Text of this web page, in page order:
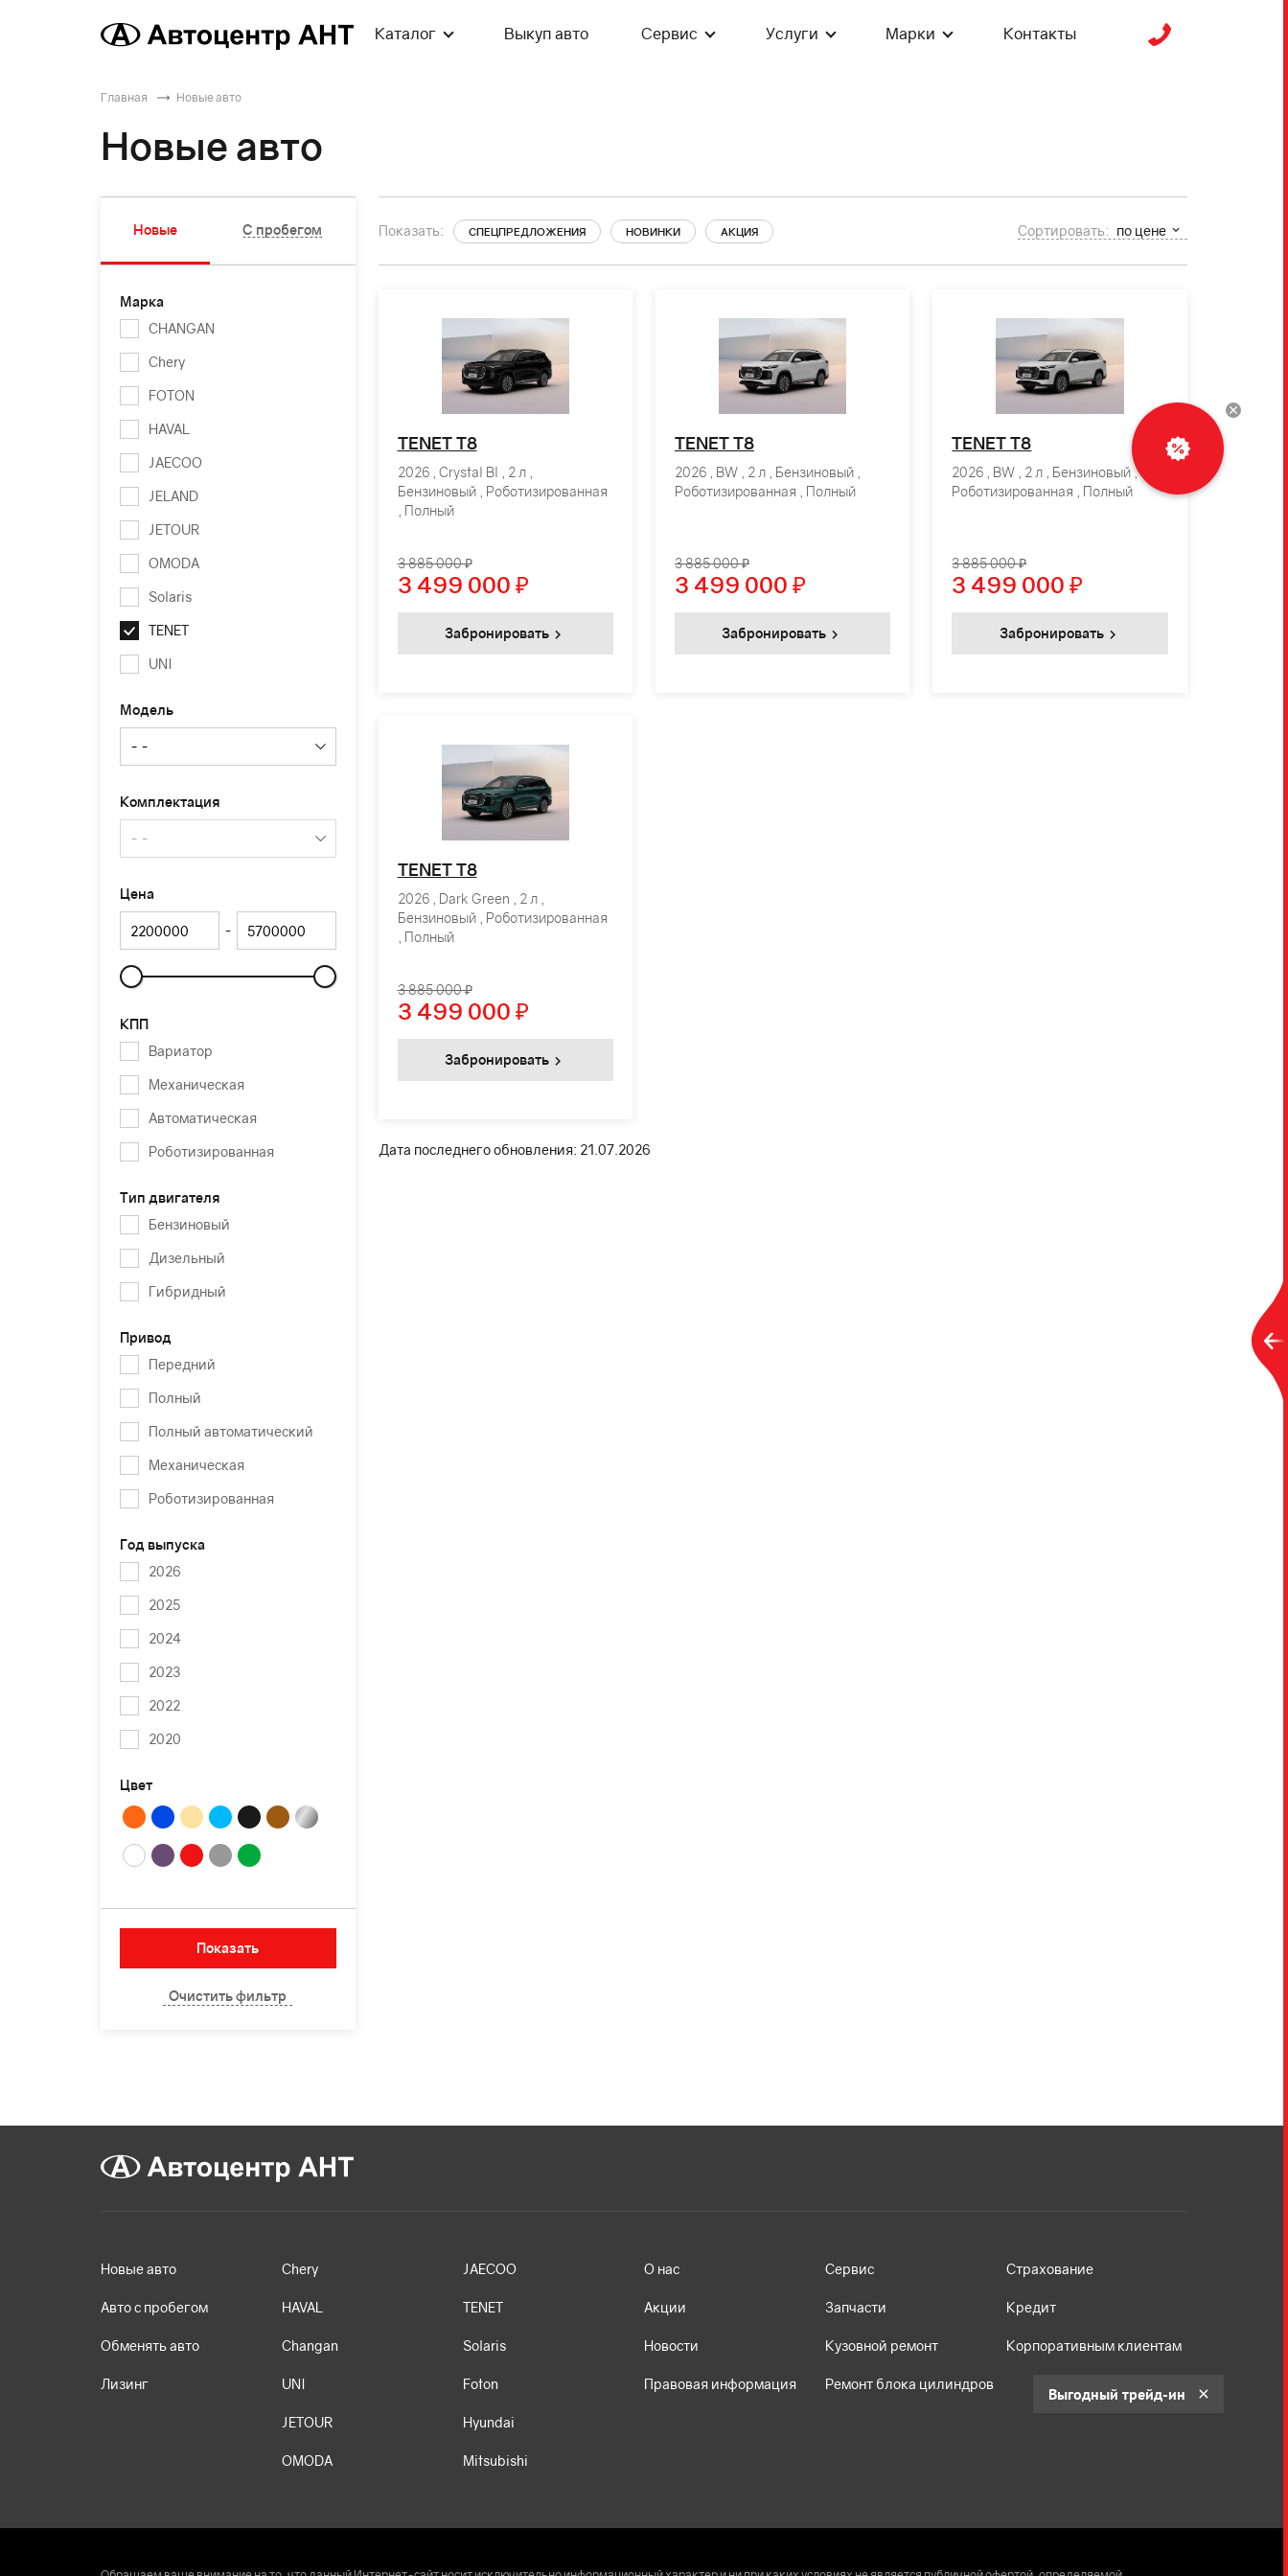
Каталог Выкуп авто Сервис Услуги Марки Контакты
Главная Новые авто
Новые авто
Новые С пробегом
Марка
CHANGAN
Chery
FOTON
HAVAL
JAECOO
JELAND
JETOUR
OMODA
Solaris
TENET
UNI
Модель
Комплектация
Цена
-
КПП
Вариатор
Механическая
Автоматическая
Роботизированная
Тип двигателя
Бензиновый
Дизельный
Гибридный
Привод
Передний
Полный
Полный автоматический
Механическая
Роботизированная
Год выпуска
2026
2025
2024
2023
2022
2020
Цвет
Показать: СПЕЦПРЕДЛОЖЕНИЯ НОВИНКИ АКЦИЯ Сортировать: по цене
TENET T8
2026 , Crystal Bl , 2 л ,
Бензиновый , Роботизированная
, Полный
3 885 000 ₽
3 499 000 ₽
Забронировать
TENET T8
2026 , BW , 2 л , Бензиновый ,
Роботизированная , Полный
3 885 000 ₽
3 499 000 ₽
Забронировать
TENET T8
2026 , BW , 2 л , Бензиновый ,
Роботизированная , Полный
3 885 000 ₽
3 499 000 ₽
Забронировать
TENET T8
2026 , Dark Green , 2 л ,
Бензиновый , Роботизированная
, Полный
3 885 000 ₽
3 499 000 ₽
Забронировать
Дата последнего обновления: 21.07.2026
Новые авто
Авто с пробегом
Обменять авто
Лизинг
Chery
HAVAL
Changan
UNI
JETOUR
OMODA
JAECOO
TENET
Solaris
Foton
Hyundai
Mitsubishi
О нас
Акции
Новости
Правовая информация
Сервис
Запчасти
Кузовной ремонт
Ремонт блока цилиндров
Страхование
Кредит
Корпоративным клиентам
Выгодный трейд-ин
Рассчитать
кредит